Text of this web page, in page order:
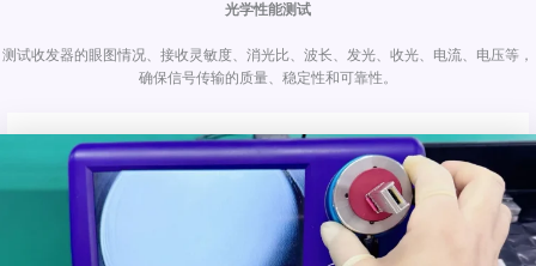
光学性能测试
测试收发器的眼图情况、接收灵敏度、消光比、波长、发光、收光、电流、电压等，
确保信号传输的质量、稳定性和可靠性。